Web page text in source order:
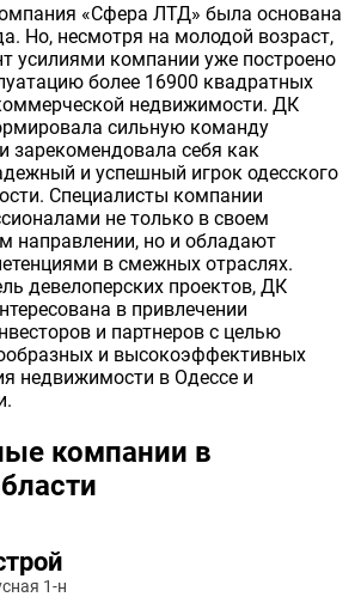
«Сфера ЛТД» была основана
Но, несмотря на молодой возраст,
усилиями компании уже построено
более 16900 квадратных
недвижимости. ДК
сильную команду
зарекомендовала себя как
и успешный игрок одесского
Специалисты компании
не только в своем
направлении, но и обладают
в смежных отраслях.
девелоперских проектов, ДК
в привлечении
и партнеров с целью
и высокоэффективных
недвижимости в Одессе и
компании в
1-н